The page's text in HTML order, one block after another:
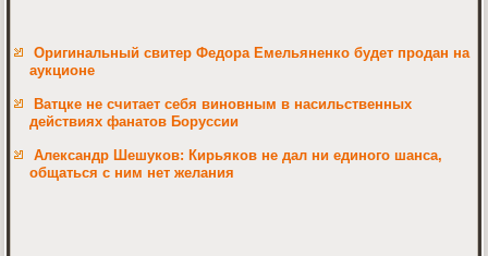
Оригинальный свитер Федора Емельяненко будет продан на
аукционе
Ватцке не считает себя виновным в насильственных
действиях фанатов Боруссии
Александр Шешуков: Кирьяков не дал ни единого шанса,
общаться с ним нет желания